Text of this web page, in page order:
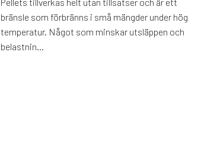
bränsle som förbränns i små mängder under hög
temperatur. Något som minskar utsläppen och
belastnin...